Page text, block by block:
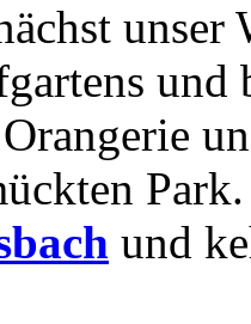
unser
und